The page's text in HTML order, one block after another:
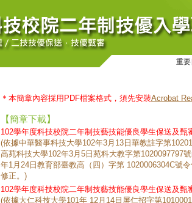
重要
＊本簡章內容採用PDF檔案格式，須先安裝Acrobat
【簡章下載】
102學年度科技校院二年制技藝技能優良學生保送及甄
(依據中華醫事科技大學102年3月13日華教註字第
高苑科技大學102年3月5日苑科大教字第1020097797
年1月24日教育部臺教高（四）字第 1020006304C號
修正。)
102學年度科技校院二年制技藝技能優良學生保送及甄
(依據大仁科技大學101年 12月14日屏仁招字第